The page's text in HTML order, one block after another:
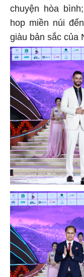
chuyện hòa
hop miền núi
giàu bản sắc của